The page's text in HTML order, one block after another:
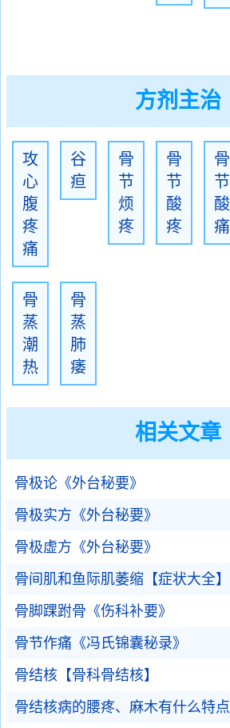
方剂主治
攻
心
腹
疼
痛
谷
疸
骨
节
烦
疼
骨
节
酸
疼
骨
节
酸
痛
骨
蒸
潮
热
骨
蒸
肺
痿
相关文章
骨极论《外台秘要》
骨极实方《外台秘要》
骨极虚方《外台秘要》
骨间肌和鱼际肌萎缩【症状大全】
骨脚踝跗骨《伤科补要》
骨节作痛《冯氏锦囊秘录》
骨结核【骨科骨结核】
骨结核病的腰疼、麻木有什么特点